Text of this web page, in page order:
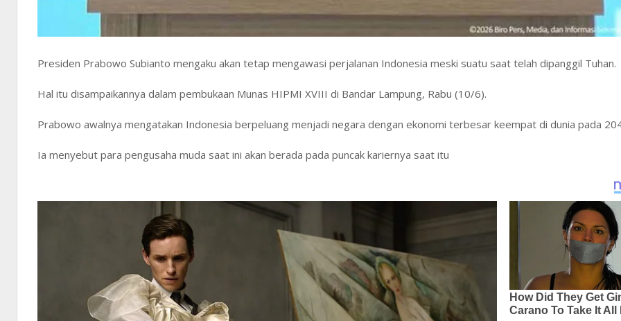
Presiden Prabowo Subianto mengaku akan tetap mengawasi perjalanan Indonesia meski suatu saat telah dipanggil Tuhan.
Hal itu disampaikannya dalam pembukaan Munas HIPMI XVIII di Bandar Lampung, Rabu (10/6).
Prabowo awalnya mengatakan Indonesia berpeluang menjadi negara dengan ekonomi terbesar keempat di dunia pada
Ia menyebut para pengusaha muda saat ini akan berada pada puncak kariernya saat itu